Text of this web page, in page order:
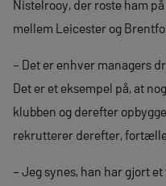
Nistelrooy, der roste ham
mellem Leicester og
– Det er enhver managers
Det er et eksempel på, at
klubben og derefter
rekrutterer derefter,
– Jeg synes, han har gjort